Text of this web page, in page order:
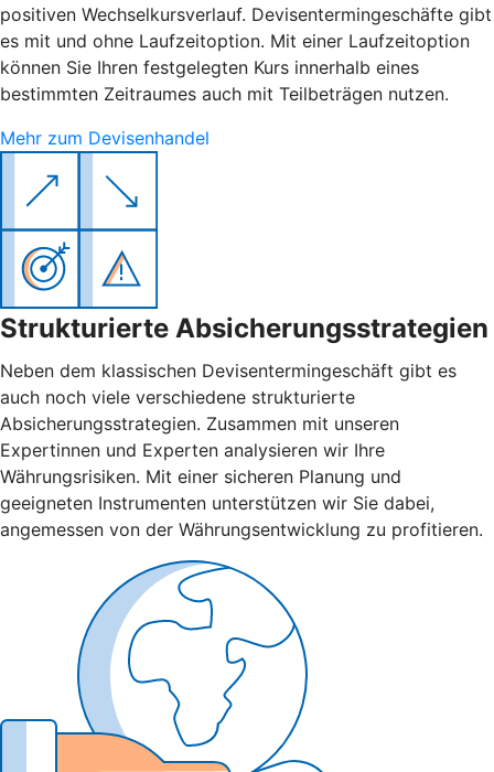
positiven Wechselkursverlauf. Devisentermingeschäfte gibt
es mit und ohne Laufzeitoption. Mit einer Laufzeitoption
können Sie Ihren festgelegten Kurs innerhalb eines
bestimmten Zeitraumes auch mit Teilbeträgen nutzen.
Mehr zum Devisenhandel
Strukturierte Absicherungsstrategien
Neben dem klassischen Devisentermingeschäft gibt es
auch noch viele verschiedene strukturierte
Absicherungsstrategien. Zusammen mit unseren
Expertinnen und Experten analysieren wir Ihre
Währungsrisiken. Mit einer sicheren Planung und
geeigneten Instrumenten unterstützen wir Sie dabei,
angemessen von der Währungsentwicklung zu profitieren.